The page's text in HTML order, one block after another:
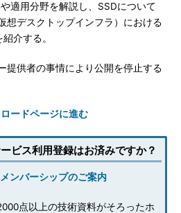
適用分野を解説し、SSDについて
想デスクトップインフラ）における
介する。
提供者の事情により公開を停止する
ードページに進む
ビス利用登録はお済みですか？
ンバーシップのご案内
点以上の技術資料がそろったホ